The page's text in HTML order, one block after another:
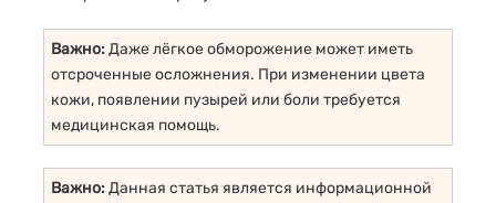
Важно:Даже лёгкое обморожение может иметь
отсроченные осложнения. При изменении цвета
кожи, появлении пузырей или боли требуется
медицинская помощь.
Важно:Данная статья является информационной